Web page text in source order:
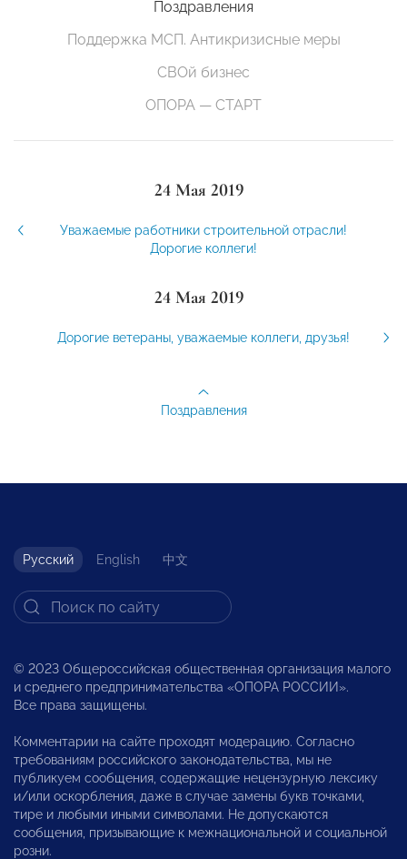
Поздравления
Поддержка МСП. Антикризисные меры
СВОй бизнес
ОПОРА — СТАРТ
24 Мая 2019
Уважаемые работники строительной отрасли!
Дорогие коллеги!
24 Мая 2019
Дорогие ветераны, уважаемые коллеги, друзья!
Поздравления
Русский English 中文
© 2023 Общероссийская общественная организация малого
и среднего предпринимательства «ОПОРА РОССИИ».
Все права защищены.
Комментарии на сайте проходят модерацию. Согласно
требованиям российского законодательства, мы не
публикуем сообщения, содержащие нецензурную лексику
и/или оскорбления, даже в случае замены букв точками,
тире и любыми иными символами. Не допускаются
сообщения, призывающие к межнациональной и социальной
розни.